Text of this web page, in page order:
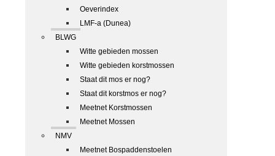
Oeverindex
LMF-a (Dunea)
BLWG
Witte gebieden mossen
Witte gebieden korstmossen
Staat dit mos er nog?
Staat dit korstmos er nog?
Meetnet Korstmossen
Meetnet Mossen
NMV
Meetnet Bospaddenstoelen